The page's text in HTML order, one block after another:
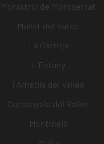
Monistrol de Montserrat
Mollet del Vallès
La Garriga
L´Estany
l´Ametlla del Vallès
Cerdanyola del Vallès
Montmeló